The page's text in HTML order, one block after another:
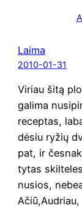
Laima
2010-01-31
Viriau šitą
gali­ma
recep­tas,
dėsiu ryžių
pat, ir
ty­tas
nu­sios,